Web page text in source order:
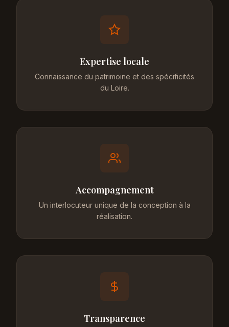
Expertise locale
Connaissance du patrimoine et des spécificités
du Loire.
Accompagnement
Un interlocuteur unique de la conception à la
réalisation.
Transparence